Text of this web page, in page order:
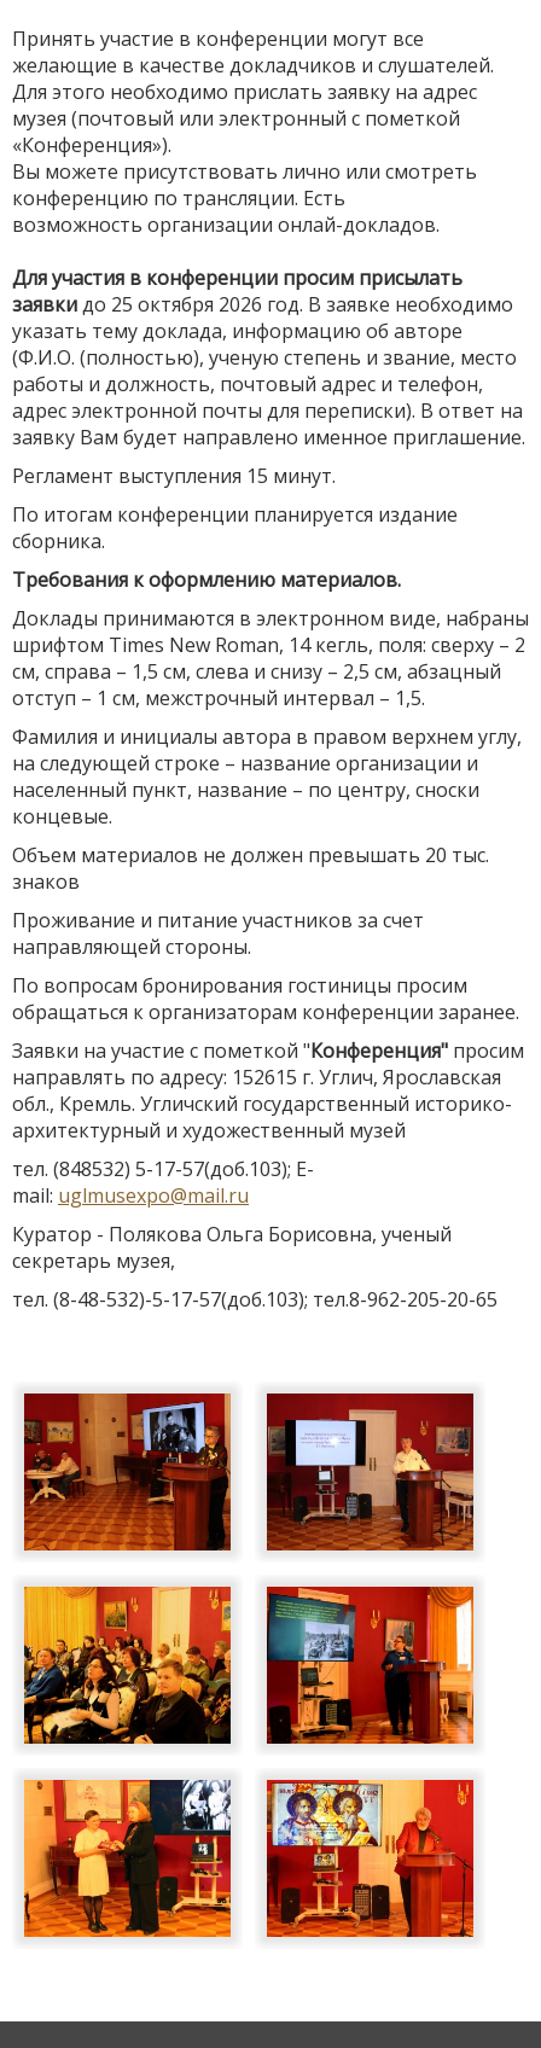
Принять участие в конференции могут все
желающие в качестве докладчиков и слушателей.
Для этого необходимо прислать заявку на адрес
музея (почтовый или электронный с пометкой
«Конференция»).
Вы можете присутствовать лично или смотреть
конференцию по трансляции. Есть
возможность организации онлай-докладов.
Для участия в конференции просим присылать
заявкидо 25 октября 2026 год. В заявке необходимо
указать тему доклада, информацию об авторе
(Ф.И.О. (полностью), ученую степень и звание, место
работы и должность, почтовый адрес и телефон,
адрес электронной почты для переписки). В ответ на
заявку Вам будет направлено именное приглашение.
Регламент выступления 15 минут.
По итогам конференции планируется издание
сборника.
Требования к оформлению материалов.
Доклады принимаются в электронном виде, набраны
шрифтом Times New Roman, 14 кегль, поля: сверху – 2
см, справа – 1,5 см, слева и снизу – 2,5 см, абзацный
отступ – 1 см, межстрочный интервал – 1,5.
Фамилия и инициалы автора в правом верхнем углу,
на следующей строке – название организации и
населенный пункт, название – по центру, сноски
концевые.
Объем материалов не должен превышать 20 тыс.
знаков
Проживание и питание участников за счет
направляющей стороны.
По вопросам бронирования гостиницы просим
обращаться к организаторам конференции заранее.
Заявки на участие с пометкой "Конференция" просим
направлять по адресу: 152615 г. Углич, Ярославская
обл., Кремль. Угличский государственный историко-
архитектурный и художественный музей
тел. (848532) 5-17-57(доб.103); Е-
mail: uglmusexpo@mail.ru
Куратор - Полякова Ольга Борисовна, ученый
секретарь музея,
тел. (8-48-532)-5-17-57(доб.103); тел.8-962-205-20-65